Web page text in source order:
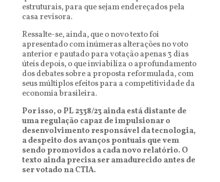
estruturais, para que sejam endereçados pela
casa revisora.
Ressalte-se, ainda, que o novo texto foi
apresentado com inúmeras alterações no voto
anterior e pautado para votação apenas 3 dias
úteis depois, o que inviabiliza o aprofundamento
dos debates sobre a proposta reformulada, com
seus múltiplos efeitos para a competitividade da
economia brasileira.
Por isso, o PL 2338/23 ainda está distante de
uma regulação capaz de impulsionar o
desenvolvimento responsável da tecnologia,
a despeito dos avanços pontuais que vem
sendo promovidos a cada novo relatório. O
texto ainda precisa ser amadurecido antes de
ser votado na CTIA.